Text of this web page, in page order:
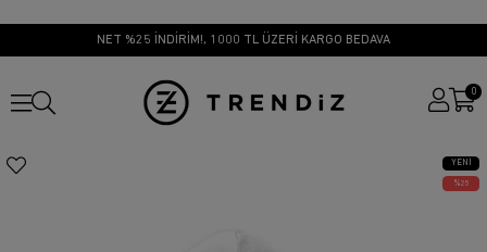
NET %25 İNDİRİM!, 1000 TL ÜZERİ KARGO BEDAVA
0
YENI
ÜRÜN
25